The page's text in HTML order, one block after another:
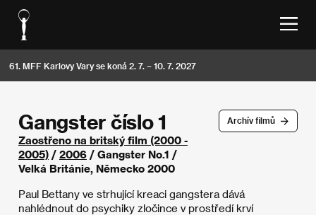
61. MFF Karlovy Vary se koná 2. 7. – 10. 7. 2027
Archív filmů
Gangster číslo 1
Zaostřeno na britský film (2000 -
2005) / 2006 / Gangster No.1 /
Velká Británie, Německo 2000
Paul Bettany ve strhující kreaci gangstera dává
nahlédnout do psychiky zločince v prostředí krví